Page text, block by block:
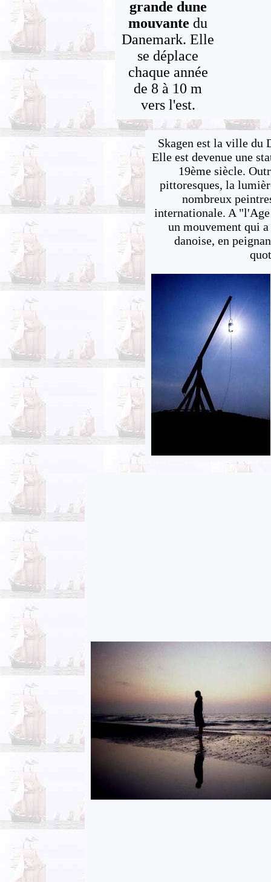
grande dune
mouvante du
Danemark. Elle
se déplace
chaque année
de 8 à 10 m
vers l'est.
Skagen est la ville du
Elle est devenue une
19ème siècle.
pittoresques, la
nombreux
internationale. A
un mouvement qui
danoise, en